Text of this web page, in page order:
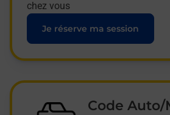
chez vous
Je réserve ma session
Code Auto/